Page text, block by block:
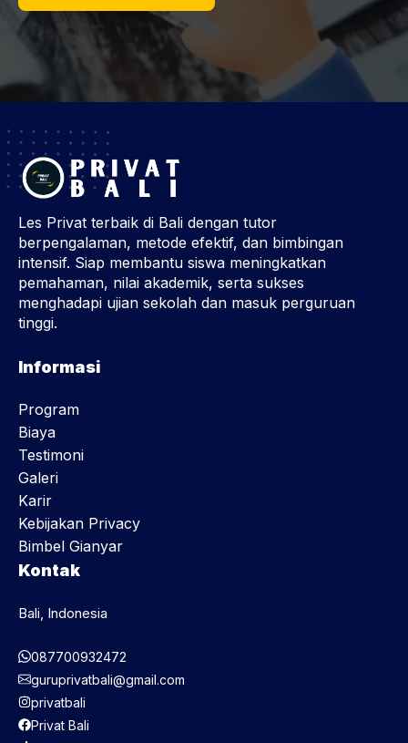
Les Privat terbaik di Bali dengan tutor
berpengalaman, metode efektif, dan bimbingan
intensif. Siap membantu siswa meningkatkan
pemahaman, nilai akademik, serta sukses
menghadapi ujian sekolah dan masuk perguruan
tinggi.
Informasi
Program
Biaya
Testimoni
Galeri
Karir
Kebijakan Privacy
Bimbel Gianyar
Kontak
Bali, Indonesia
087700932472
guruprivatbali@gmail.com
privatbali
Privat Bali